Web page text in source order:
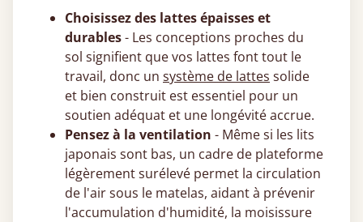
Choisissez des lattes épaisses et
durables- Les conceptions proches du
sol signifient que vos lattes font tout le
travail, donc un système de lattes solide
et bien construit est essentiel pour un
soutien adéquat et une longévité accrue.
Pensez à la ventilation - Même si les lits
japonais sont bas, un cadre de plateforme
légèrement surélevé permet la circulation
de l'air sous le matelas, aidant à prévenir
l'accumulation d'humidité, la moisissure